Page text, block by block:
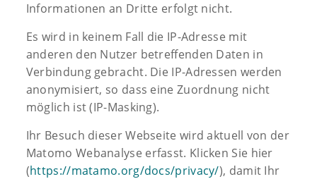
Informationen an Dritte erfolgt nicht.
Es wird in keinem Fall die IP-Adresse mit
anderen den Nutzer betreffenden Daten in
Verbindung gebracht. Die IP-Adressen werden
anonymisiert, so dass eine Zuordnung nicht
möglich ist (IP-Masking).
Ihr Besuch dieser Webseite wird aktuell von der
Matomo Webanalyse erfasst. Klicken Sie hier
(https://matamo.org/docs/privacy/), damit Ihr